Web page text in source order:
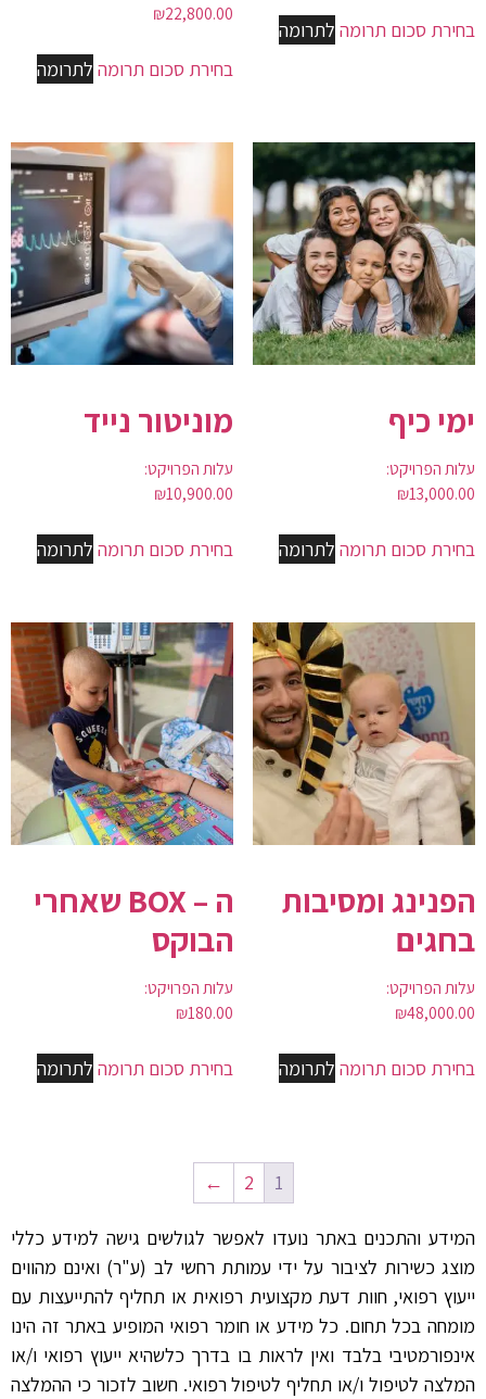
בחירת סכום תרומה לתרומה
₪22,800.00
בחירת סכום תרומה לתרומה
ימי כיף
עלות הפרויקט:
₪13,000.00
בחירת סכום תרומה לתרומה
מוניטור נייד
עלות הפרויקט:
₪10,900.00
בחירת סכום תרומה לתרומה
הפנינג ומסיבות
בחגים
עלות הפרויקט:
₪48,000.00
בחירת סכום תרומה לתרומה
ה – BOX שאחרי
הבוקס
עלות הפרויקט:
₪180.00
בחירת סכום תרומה לתרומה
1
2
←
המידע והתכנים באתר נועדו לאפשר לגולשים גישה למידע כללי
מוצג כשירות לציבור על ידי עמותת רחשי לב (ע"ר) ואינם מהווים
ייעוץ רפואי, חוות דעת מקצועית רפואית או תחליף להתייעצות עם
מומחה בכל תחום. כל מידע או חומר רפואי המופיע באתר זה הינו
אינפורמטיבי בלבד ואין לראות בו בדרך כלשהיא ייעוץ רפואי ו/או
המלצה לטיפול ו/או תחליף לטיפול רפואי. חשוב לזכור כי ההמלצה